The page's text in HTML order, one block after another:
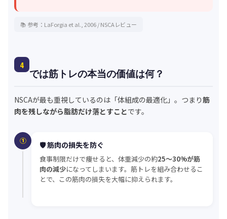
📚 参考：LaForgia et al., 2006 / NSCAレビュー
4
では筋トレの本当の価値は何？
NSCAが最も重視しているのは「体組成の最適化」。つまり筋
肉を残しながら脂肪だけ落とすことです。
① 🛡️ 筋肉の損失を防ぐ
食事制限だけで痩せると、体重減少の約25〜30%が筋
肉の減少になってしまいます。筋トレを組み合わせるこ
とで、この筋肉の損失を大幅に抑えられます。